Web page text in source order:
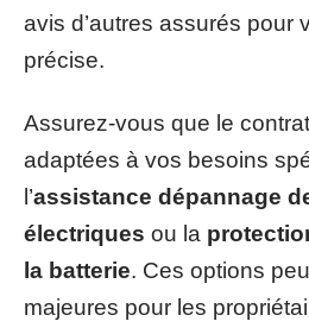
avis d’autres assurés pour
précise.
Assurez-vous que le
adaptées à vos besoins
l’assistance dépannage
électriques ou la
la batterie. Ces options
majeures pour les